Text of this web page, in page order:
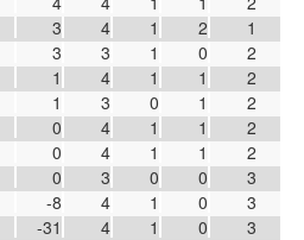
3 4 1 2
1
3 3 1 0
2
1 4 1 1
2
1 3 0 1
2
0 4 1 1
2
0 4 1 1
2
0 3 0 0
3
-8 4 1 0
3
-31 4 1 0
3